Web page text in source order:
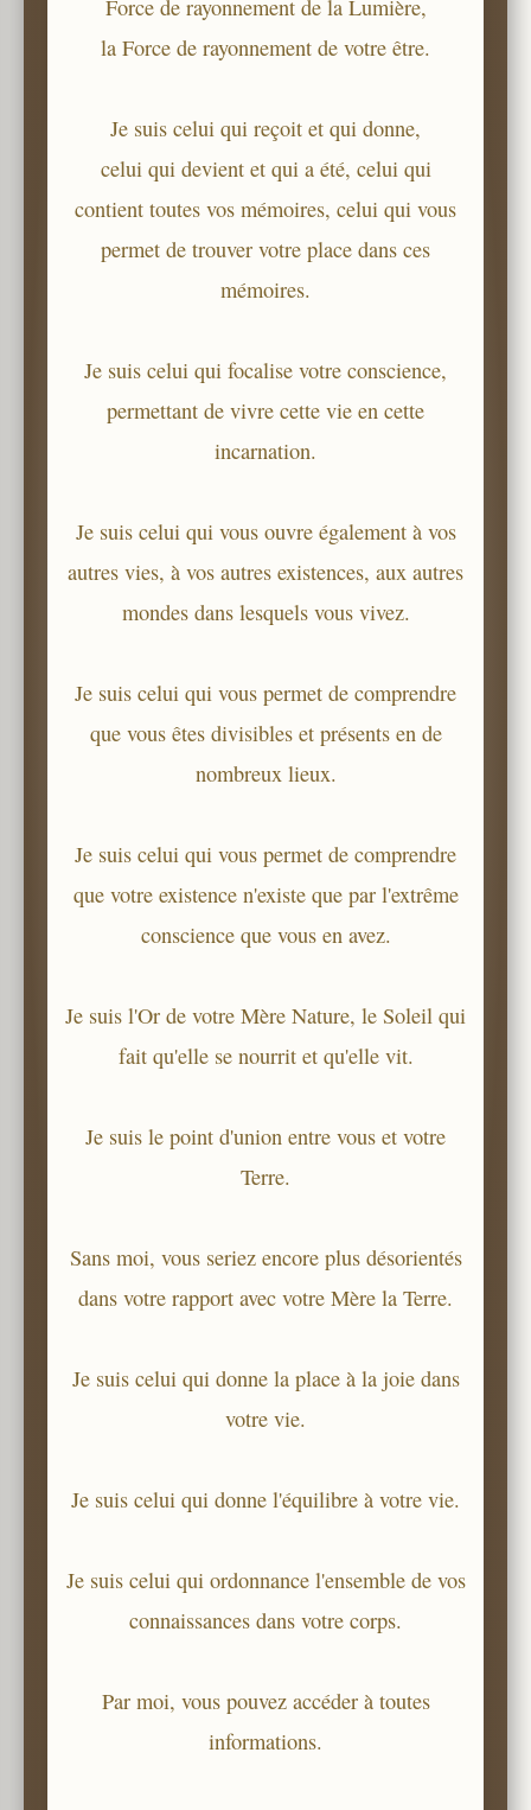
Force de rayonnement de la Lumière,
la Force de rayonnement de votre être.
Je suis celui qui reçoit et qui donne,
celui qui devient et qui a été, celui qui
contient toutes vos mémoires, celui qui vous
permet de trouver votre place dans ces
mémoires.
Je suis celui qui focalise votre conscience,
permettant de vivre cette vie en cette
incarnation.
Je suis celui qui vous ouvre également à vos
autres vies, à vos autres existences, aux autres
mondes dans lesquels vous vivez.
Je suis celui qui vous permet de comprendre
que vous êtes divisibles et présents en de
nombreux lieux.
Je suis celui qui vous permet de comprendre
que votre existence n'existe que par l'extrême
conscience que vous en avez.
Je suis l'Or de votre Mère Nature, le Soleil qui
fait qu'elle se nourrit et qu'elle vit.
Je suis le point d'union entre vous et votre
Terre.
Sans moi, vous seriez encore plus désorientés
dans votre rapport avec votre Mère la Terre.
Je suis celui qui donne la place à la joie dans
votre vie.
Je suis celui qui donne l'équilibre à votre vie.
Je suis celui qui ordonnance l'ensemble de vos
connaissances dans votre corps.
Par moi, vous pouvez accéder à toutes
informations.